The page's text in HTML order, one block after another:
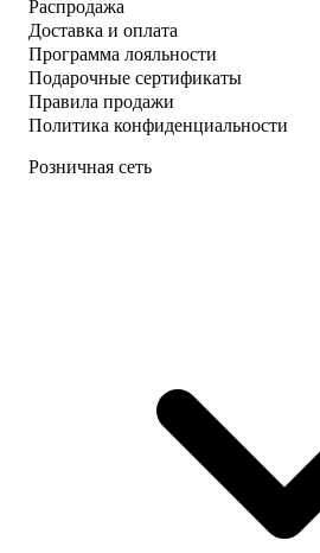
Распродажа
Доставка и оплата
Программа лояльности
Подарочные сертификаты
Правила продажи
Политика конфиденциальности
Розничная сеть